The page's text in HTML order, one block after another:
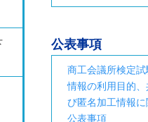
公表事項
商工会議所検定試
情報の利用目的、
び匿名加工情報
公表事項